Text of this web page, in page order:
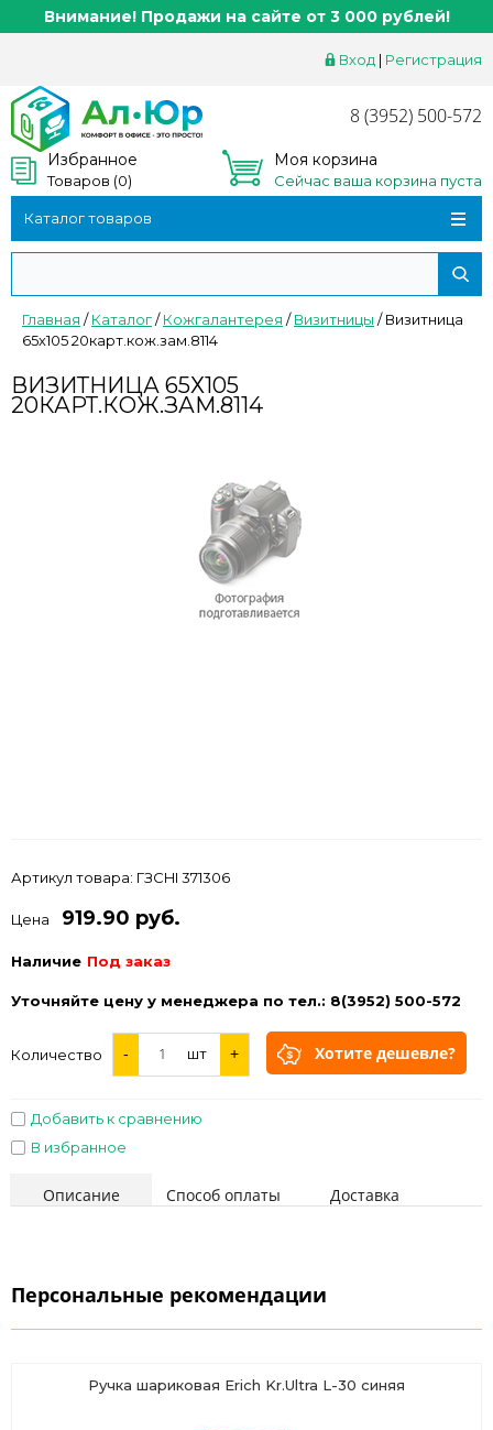
Внимание! Продажи на сайте от 3 000 рублей!
Вход | Регистрация
8 (3952) 500-572
Избранное
Товаров (0)
Моя корзина
Сейчас ваша корзина пуста
Каталог товаров
Главная /Каталог/Кожгалантерея /Визитницы /Визитница
65х105 20карт.кож.зам.8114
ВИЗИТНИЦА 65Х105
20КАРТ.КОЖ.ЗАМ.8114
Артикул товара: ГЗCHI 371306
Цена 919.90 руб.
Наличие Под заказ
Уточняйте цену у менеджера по тел.: 8(3952) 500-572
Количество - шт + Хотите дешевле?
Добавить к сравнению
В избранное
Описание Способ оплаты Доставка
Персональные рекомендации
Ручка шариковая Erich Kr.Ultra L-30 синяя